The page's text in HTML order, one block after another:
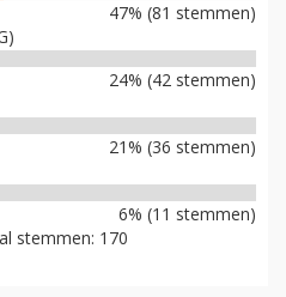
47% (81 stemmen)
24% (42 stemmen)
21% (36 stemmen)
6% (11 stemmen)
stemmen: 170